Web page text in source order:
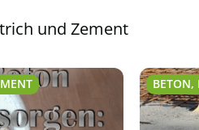
und Zement
BETON,